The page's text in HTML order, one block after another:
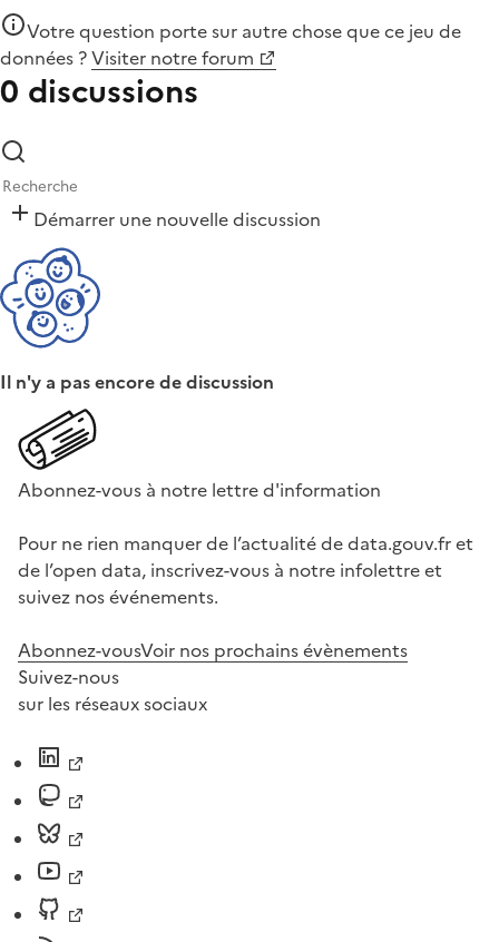
Votre question porte sur autre chose quece jeu de
données ?Visiter notre forum
0 discussions
Démarrer une nouvelle discussion
Il n'y a pas encore de discussion
Abonnez-vous à notre lettre d'information
Pour ne rien manquer de l’actualité de data.gouv.fr et
de l’open data, inscrivez-vous à notre infolettre et
suivez nos événements.
Abonnez-vousVoir nos prochains évènements
Suivez-nous
sur les réseaux sociaux